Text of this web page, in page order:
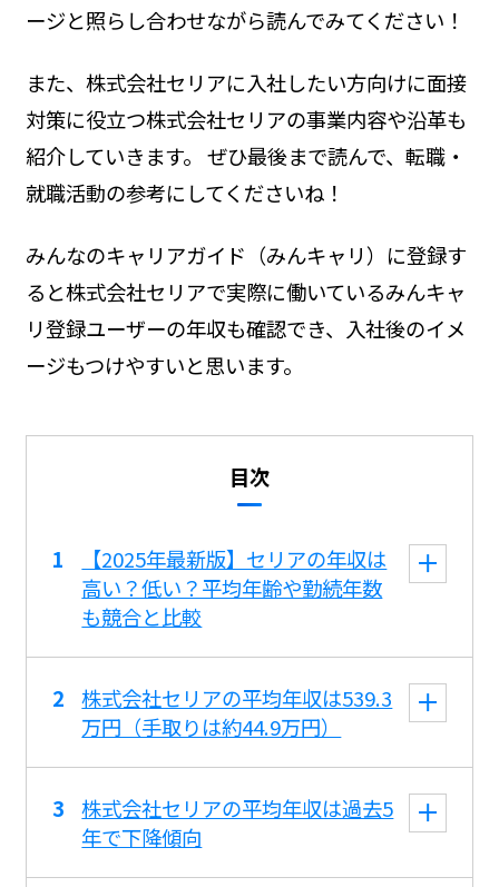
ージと照らし合わせながら読んでみてください！
また、株式会社セリアに入社したい方向けに面接
対策に役立つ株式会社セリアの事業内容や沿革も
紹介していきます。 ぜひ最後まで読んで、転職・
就職活動の参考にしてくださいね！
みんなのキャリアガイド（みんキャリ）に登録す
ると株式会社セリアで実際に働いているみんキャ
リ登録ユーザーの年収も確認でき、入社後のイメ
ージもつけやすいと思います。
目次
【2025年最新版】セリアの年収は
高い？低い？平均年齢や勤続年数
も競合と比較
株式会社セリアの平均年収は539.3
万円（手取りは約44.9万円）
株式会社セリアの平均年収は過去5
年で下降傾向